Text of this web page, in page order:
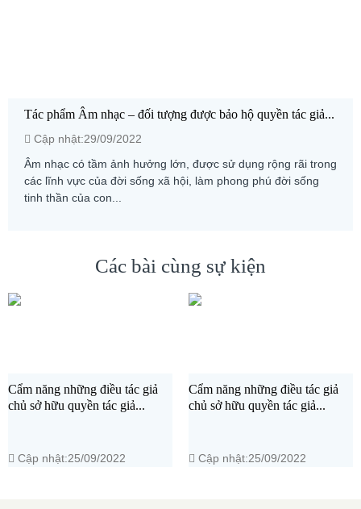
Tác phẩm Âm nhạc – đối tượng được bảo hộ quyền tác giả...
Cập nhật:29/09/2022
Âm nhạc có tầm ảnh hưởng lớn, được sử dụng rộng rãi trong
các lĩnh vực của đời sống xã hội, làm phong phú đời sống
tinh thần của con...
Các bài cùng sự kiện
Cẩm năng những điều tác giả
chủ sở hữu quyền tác giả...
Cập nhật:25/09/2022
Cẩm năng những điều tác giả
chủ sở hữu quyền tác giả...
Cập nhật:25/09/2022